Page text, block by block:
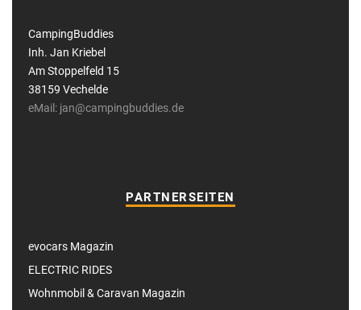
CampingBuddies
Inh. Jan Kriebel
Am Stoppelfeld 15
38159 Vechelde
eMail: jan@campingbuddies.de
PARTNERSEITEN
evocars Magazin
ELECTRIC RIDES
Wohnmobil & Caravan Magazin